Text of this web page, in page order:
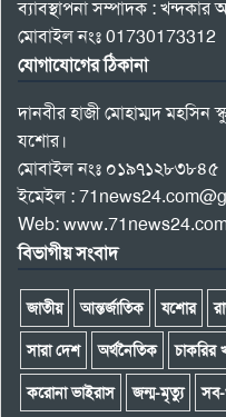
ব্যাবস্থাপনা সম্পাদক :
মোবাইল নংঃ 01730173312
যোগাযোগের ঠিকানা
দানবীর হাজী মোহাম্মদ মহসিন
যশোর।
মোবাইল নংঃ ০১৯৭১২৮৩৮৪৫
ইমেইল :
Web:
বিভাগীয় সংবাদ
জাতীয় আন্তর্জাতিক যশোর
সারা দেশ অর্থনৈতিক চাকরির
করোনা ভাইরাস জন্ম-মৃত্যু